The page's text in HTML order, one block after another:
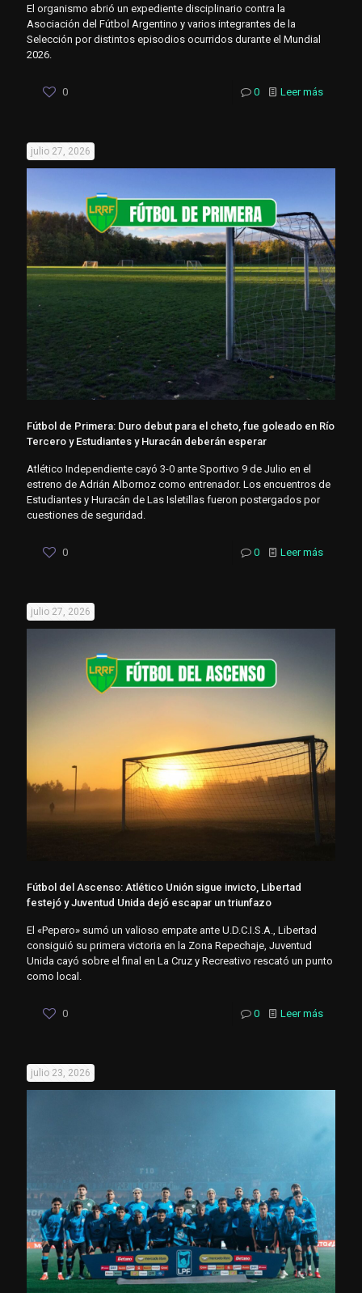
El organismo abrió un expediente disciplinario contra la
Asociación del Fútbol Argentino y varios integrantes de la
Selección por distintos episodios ocurridos durante el Mundial
2026.
0 0 Leer más
julio 27, 2026
Fútbol de Primera: Duro debut para el cheto, fue goleado en Río
Tercero y Estudiantes y Huracán deberán esperar
Atlético Independiente cayó 3-0 ante Sportivo 9 de Julio en el
estreno de Adrián Albornoz como entrenador. Los encuentros de
Estudiantes y Huracán de Las Isletillas fueron postergados por
cuestiones de seguridad.
0 0 Leer más
julio 27, 2026
Fútbol del Ascenso: Atlético Unión sigue invicto, Libertad
festejó y Juventud Unida dejó escapar un triunfazo
El «Pepero» sumó un valioso empate ante U.D.C.I.S.A., Libertad
consiguió su primera victoria en la Zona Repechaje, Juventud
Unida cayó sobre el final en La Cruz y Recreativo rescató un punto
como local.
0 0 Leer más
julio 23, 2026